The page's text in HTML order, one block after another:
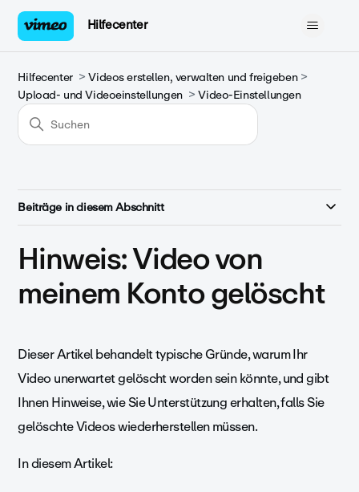
Hilfecenter
Hilfecenter
Videos erstellen, verwalten und freigeben
Upload- und Videoeinstellungen
Video-Einstellungen
Beiträge in diesem Abschnitt
Hinweis: Video von
meinem Konto gelöscht
Dieser Artikel behandelt typische Gründe, warum Ihr
Video unerwartet gelöscht worden sein könnte, und gibt
Ihnen Hinweise, wie Sie Unterstützung erhalten, falls Sie
gelöschte Videos wiederherstellen müssen.
In diesem Artikel: